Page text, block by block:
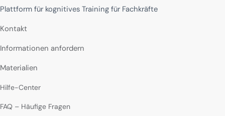
Plattform für kognitives Training für Fachkräfte
Kontakt
Informationen anfordern
Materialien
Hilfe-Center
FAQ – Häufige Fragen